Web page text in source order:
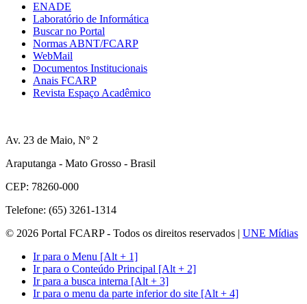
ENADE
Laboratório de Informática
Buscar no Portal
Normas ABNT/FCARP
WebMail
Documentos Institucionais
Anais FCARP
Revista Espaço Acadêmico
Av. 23 de Maio, Nº 2
Araputanga - Mato Grosso - Brasil
CEP: 78260-000
Telefone: (65) 3261-1314
© 2026 Portal FCARP - Todos os direitos reservados | UNE Mídias
Ir para o Menu [Alt + 1]
Ir para o Conteúdo Principal [Alt + 2]
Ir para a busca interna [Alt + 3]
Ir para o menu da parte inferior do site [Alt + 4]